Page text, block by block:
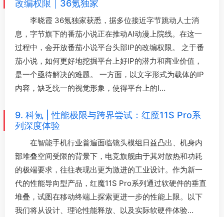
改编权限｜36氪独家
李晓霞 36氪独家获悉，据多位接近字节跳动人士消
息，字节旗下的番茄小说正在推动AI动漫上院线。在这一
过程中，会开放番茄小说平台头部IP的改编权限。 之于番
茄小说，如何更好地挖掘平台上好IP的潜力和商业价值，
是一个亟待解决的难题。 一方面，以文字形式为载体的IP
内容，缺乏统一的视觉形象，使得平台上的I…
9. 科氪 | 性能极限与跨界尝试：红魔11S Pro系
列深度体验
在智能手机行业普遍面临镜头模组日益凸出、机身内
部堆叠空间受限的背景下，电竞旗舰由于其对散热和功耗
的极端要求，往往表现出更为激进的工业设计。作为新一
代的性能导向型产品，红魔11S Pro系列通过软硬件的垂直
堆叠，试图在移动终端上探索更进一步的性能上限。以下
我们将从设计、理论性能释放、以及实际软硬件体验…